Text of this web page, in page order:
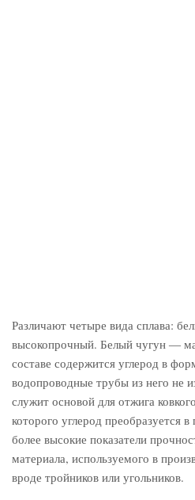
Различают четыре вида сплава:
высокопрочный. Белый чугун ―
составе содержится углерод в
водопроводные трубы из него не
служит основой для отжига
которого углерод преобразуется
более высокие показатели
материала, используемого в
вроде тройников или угольников.